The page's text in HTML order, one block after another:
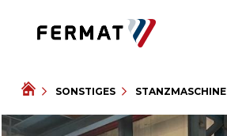
SONSTIGES STANZMASCHINE